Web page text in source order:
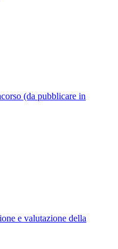
(da pubblicare in
e valutazione della